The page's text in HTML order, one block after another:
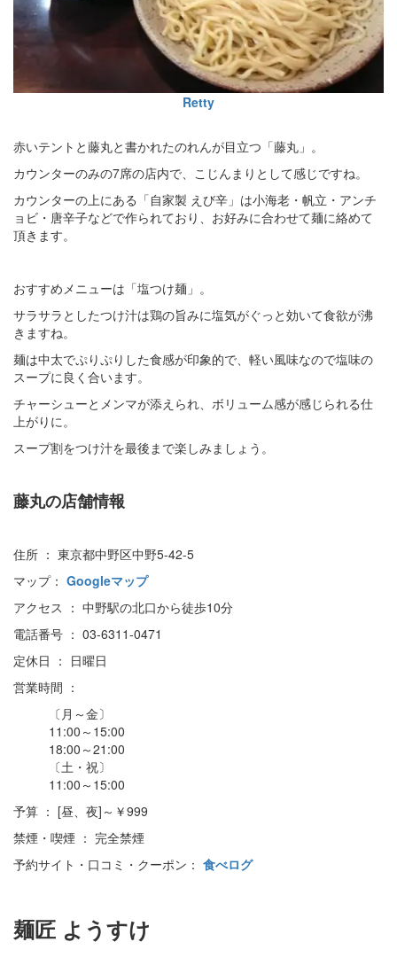
Retty
赤いテントと藤丸と書かれたのれんが目立つ「藤丸」。
カウンターのみの7席の店内で、こじんまりとして感じですね。
カウンターの上にある「自家製 えび辛」は小海老・帆立・アンチ
ョビ・唐辛子などで作られており、お好みに合わせて麺に絡めて
頂きます。
おすすめメニューは「塩つけ麺」。
サラサラとしたつけ汁は鶏の旨みに塩気がぐっと効いて食欲が沸
きますね。
麺は中太でぷりぷりした食感が印象的で、軽い風味なので塩味の
スープに良く合います。
チャーシューとメンマが添えられ、ボリューム感が感じられる仕
上がりに。
スープ割をつけ汁を最後まで楽しみましょう。
藤丸の店舗情報
住所 ： 東京都中野区中野5-42-5
マップ： Googleマップ
アクセス ： 中野駅の北口から徒歩10分
電話番号 ： 03-6311-0471
定休日 ： 日曜日
営業時間 ：
〔月～金〕
11:00～15:00
18:00～21:00
〔土・祝〕
11:00～15:00
予算 ： [昼、夜]～￥999
禁煙・喫煙 ： 完全禁煙
予約サイト・口コミ・クーポン： 食べログ
麺匠 ようすけ